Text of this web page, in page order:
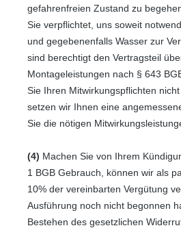
gefahrenfreien Zustand zu
Sie verpflichtet, uns soweit
und gegebenenfalls Wasser zur
sind berechtigt den Vertragsteil
Montageleistungen nach § 643
Sie Ihren Mitwirkungspflichten
setzen wir Ihnen eine
Sie die nötigen
(4) Machen Sie von Ihrem
1 BGB Gebrauch, können wir als
10% der vereinbarten Vergütung
Ausführung noch nicht begonnen
Bestehen des gesetzlichen